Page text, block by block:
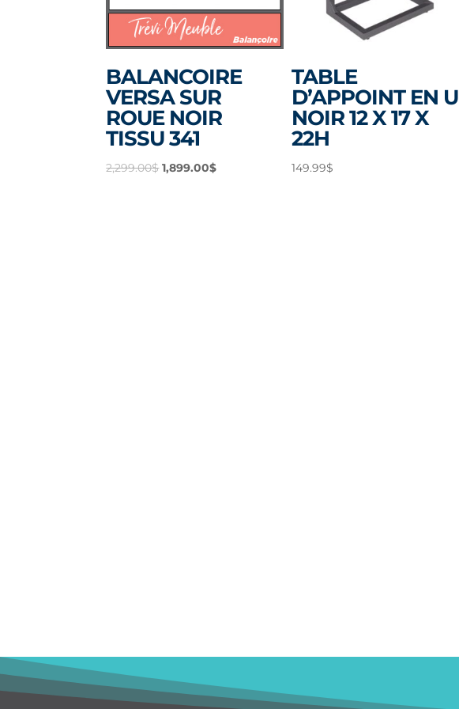
BALANCOIRE
VERSA SUR
ROUE NOIR
TISSU 341
2,299.00$Le
1,899.00$Le
TABLE
D’APPOINT EN U
NOIR 12 X 17 X
22H
149.99$